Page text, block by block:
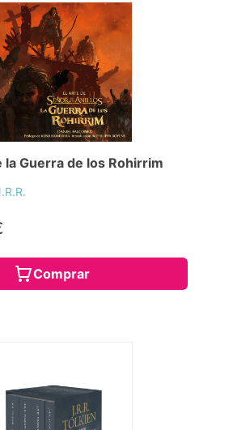
la Guerra de los Rohirrim
Comprar